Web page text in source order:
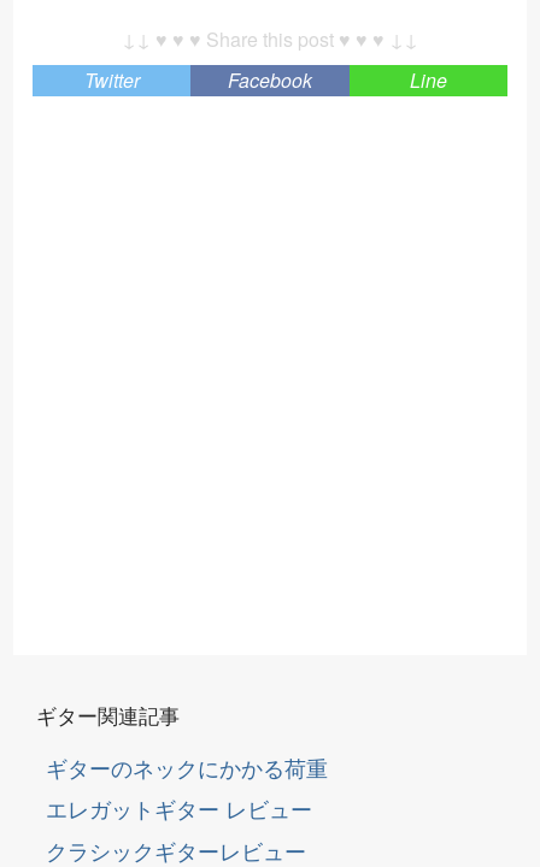
↓↓ ♥ ♥ ♥ Share this post ♥ ♥ ♥ ↓↓
Twitter
Facebook Line
ギター関連記事
ギターのネックにかかる荷重
エレガットギター レビュー
クラシックギターレビュー